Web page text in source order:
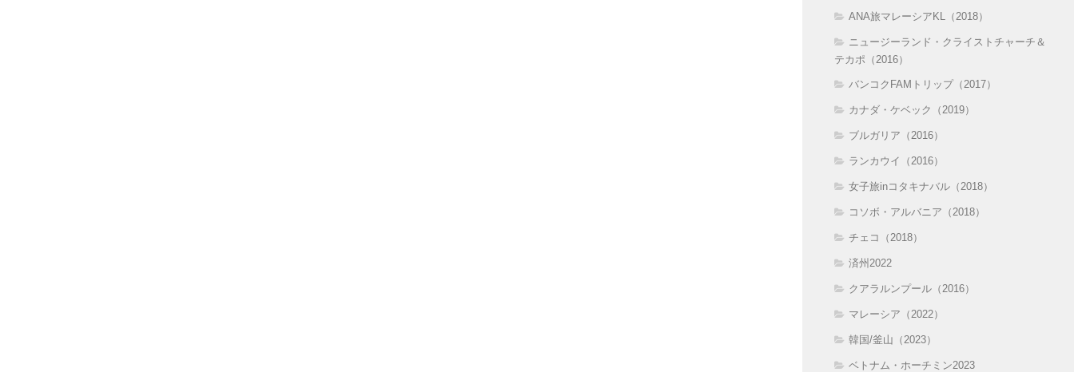
ANA旅マレーシアKL（2018）
ニュージーランド・クライストチャーチ＆
テカポ（2016）
バンコクFAMトリップ（2017）
カナダ・ケベック（2019）
ブルガリア（2016）
ランカウイ（2016）
女子旅inコタキナバル（2018）
コソボ・アルバニア（2018）
チェコ（2018）
済州2022
クアラルンプール（2016）
マレーシア（2022）
韓国/釜山（2023）
ベトナム・ホーチミン2023